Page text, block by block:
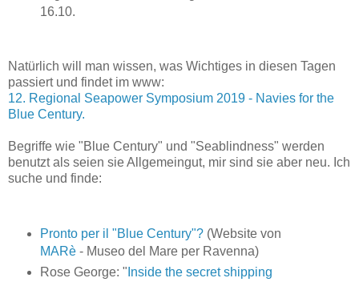
16.10.
Natürlich will man wissen, was Wichtiges in diesen Tagen
passiert und findet im www:
12. Regional Seapower Symposium 2019 - Navies for the
Blue Century.
Begriffe wie "Blue Century" und "Seablindness" werden
benutzt als seien sie Allgemeingut, mir sind sie aber neu. Ich
suche und finde:
Pronto per il "Blue Century"?(Website von
MARè- Museo del Mare per Ravenna)
Rose George: " Inside the secret shipping